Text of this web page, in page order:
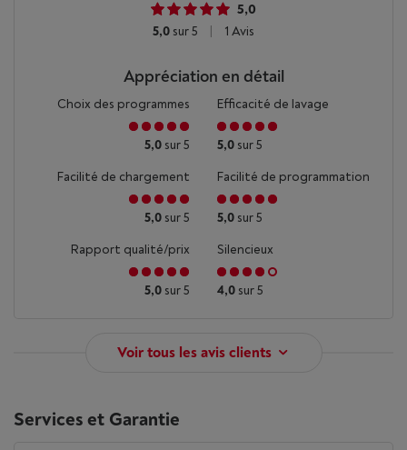
5,0
5,0 sur 5 1 Avis
Appréciation en détail
Choix des programmes
5,0 sur 5
Efficacité de lavage
5,0 sur 5
Facilité de chargement
5,0 sur 5
Facilité de programmation
5,0 sur 5
Rapport qualité/prix
5,0 sur 5
Silencieux
4,0 sur 5
Voir tous les avis clients
Services et Garantie